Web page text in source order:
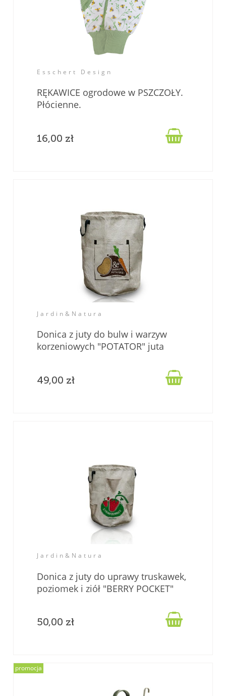
Esschert Design
RĘKAWICE ogrodowe w PSZCZOŁY.
Płócienne.
16,00 zł 
Jardin&Natura
Donica z juty do bulw i warzyw
korzeniowych "POTATOR" juta
49,00 zł 
Jardin&Natura
Donica z juty do uprawy truskawek,
poziomek i ziół "BERRY POCKET"
50,00 zł 
promocja